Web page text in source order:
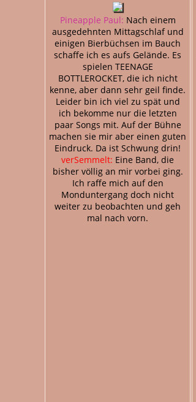
Pineapple Paul: Nach einem
ausgedehnten Mittagschlaf und
einigen Bierbüchsen im Bauch
schaffe ich es aufs Gelände. Es
spielen TEENAGE
BOTTLEROCKET, die ich nicht
kenne, aber dann sehr geil finde.
Leider bin ich viel zu spät und
ich bekomme nur die letzten
paar Songs mit. Auf der Bühne
machen sie mir aber einen guten
Eindruck. Da ist Schwung drin!
verSemmelt: Eine Band, die
bisher völlig an mir vorbei ging.
Ich raffe mich auf den
Monduntergang doch nicht
weiter zu beobachten und geh
mal nach vorn.